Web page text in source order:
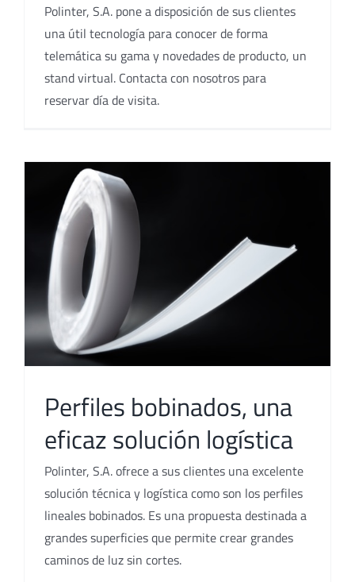
Polinter, S.A. pone a disposición de sus clientes
una útil tecnología para conocer de forma
telemática su gama y novedades de producto, un
stand virtual. Contacta con nosotros para
reservar día de visita.
Perfiles bobinados, una
eficaz solución logística
Polinter, S.A. ofrece a sus clientes una excelente
solución técnica y logística como son los perfiles
lineales bobinados. Es una propuesta destinada a
grandes superficies que permite crear grandes
caminos de luz sin cortes.